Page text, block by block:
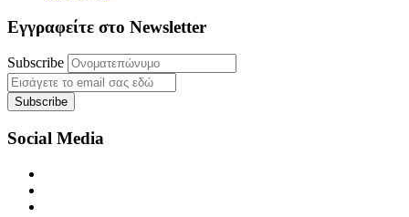
Εγγραφείτε στο Newsletter
Subscribe
Social Media